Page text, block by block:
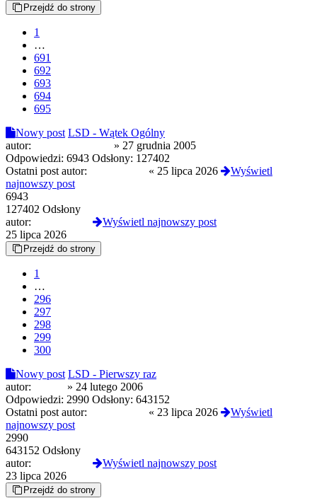
Przejdź do strony
1
…
691
692
693
694
695
Nowy post LSD - Wątek Ogólny
autor:
» 27 grudnia 2005
Odpowiedzi: 6943 Odsłony: 127402
Ostatni post autor:
« 25 lipca 2026
Wyświetl
najnowszy post
6943
127402 Odsłony
autor:
Wyświetl najnowszy post
25 lipca 2026
Przejdź do strony
1
…
296
297
298
299
300
Nowy post LSD - Pierwszy raz
autor:
» 24 lutego 2006
Odpowiedzi: 2990 Odsłony: 643152
Ostatni post autor:
« 23 lipca 2026
Wyświetl
najnowszy post
2990
643152 Odsłony
autor:
Wyświetl najnowszy post
23 lipca 2026
Przejdź do strony